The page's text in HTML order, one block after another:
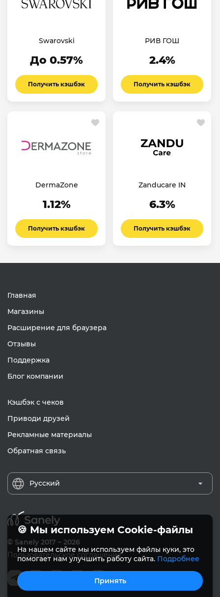
Swarovski
До 0.57%
Получить кэшбэк
РИВ ГОШ
2.4%
Получить кэшбэк
DermaZone
1.12%
Получить кэшбэк
Zanducare IN
6.3%
Получить кэшбэк
Главная
Магазины
Расширение для браузера
Отзывы
Поддержка
Блог компании
Кэшбэк с чеков
Приводи друзей
Рекламные материалы
Обратная связь
Русский
© Sanely 2017 – 2026
Пользовательское соглашение
🍪 Мы используем Cookie-файлы
На нашем сайте мы используем файлы куки, это
помогает нам улучшить работу сайта. Подробнее
Принять